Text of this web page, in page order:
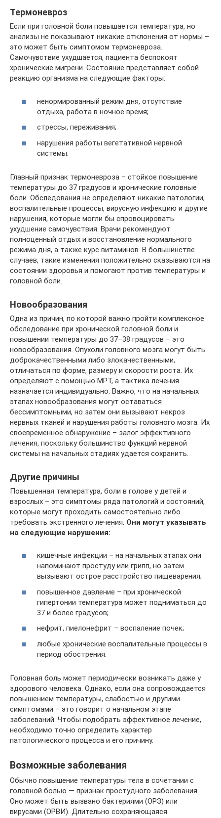
Термоневроз
Если при головной боли повышается температура, но
анализы не показывают никакие отклонения от нормы –
это может быть симптомом термоневроза.
Самочувствие ухудшается, пациента беспокоят
хронические мигрени. Состояние представляет собой
реакцию организма на следующие факторы:
ненормированный режим дня, отсутствие
отдыха, работа в ночное время;
стрессы, переживания;
нарушения работы вегетативной нервной
системы.
Главный признак термоневроза – стойкое повышение
температуры до 37 градусов и хронические головные
боли. Обследования не определяют никакие патологии,
воспалительные процессы, вирусную инфекцию и другие
нарушения, которые могли бы спровоцировать
ухудшение самочувствия. Врачи рекомендуют
полноценный отдых и восстановление нормального
режима дня, а также курс витаминов. В большинстве
случаев, такие изменения положительно сказываются на
состоянии здоровья и помогают против температуры и
головной боли.
Новообразования
Одна из причин, по которой важно пройти комплексное
обследование при хронической головной боли и
повышении температуры до 37–38 градусов – это
новообразования. Опухоли головного мозга могут быть
доброкачественными либо злокачественными,
отличаться по форме, размеру и скорости роста. Их
определяют с помощью МРТ, а тактика лечения
назначается индивидуально. Важно, что на начальных
этапах новообразования могут оставаться
бессимптомными, но затем они вызывают некроз
нервных тканей и нарушения работы головного мозга. Их
своевременное обнаружение – залог эффективного
лечения, поскольку большинство функций нервной
системы на начальных стадиях удается сохранить.
Другие причины
Повышенная температура, боли в голове у детей и
взрослых – это симптомы ряда патологий и состояний,
которые могут проходить самостоятельно либо
требовать экстренного лечения. Они могут указывать
на следующие нарушения:
кишечные инфекции – на начальных этапах они
напоминают простуду или грипп, но затем
вызывают острое расстройство пищеварения;
повышенное давление – при хронической
гипертонии температура может подниматься до
37 и более градусов;
нефрит, пиелонефрит – воспаление почек;
любые хронические воспалительные процессы в
период обострения.
Головная боль может периодически возникать даже у
здорового человека. Однако, если она сопровождается
повышением температуры, слабостью и другими
симптомами – это говорит о начальном этапе
заболеваний. Чтобы подобрать эффективное лечение,
необходимо точно определить характер
патологического процесса и его причину.
Возможные заболевания
Обычно повышение температуры тела в сочетании с
головной болью — признак простудного заболевания.
Оно может быть вызвано бактериями (ОРЗ) или
вирусами (ОРВИ). Длительно сохраняющаяся